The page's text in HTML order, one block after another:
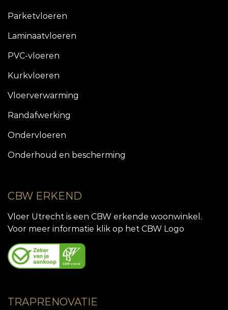
Parketvloeren
Laminaatvloeren
PVC-vloeren
Kurkvloeren
Vloerverwarming
Randafwerking
Ondervloeren
Onderhoud en bescherming
CBW ERKEND
Vloer Utrecht is een CBW erkende woonwinkel.
Voor meer informatie klik op het CBW Logo
TRAPRENOVATIE